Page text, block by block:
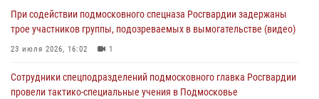
действиях в Подмосковье (видео)
31 июля 2026, 09:00
При содействии подмосковного спецназа Росгвардии задержаны
трое участников группы, подозреваемых в вымогательстве (видео)
23 июля 2026, 16:02 1
Сотрудники спецподразделений подмосковного главка Росгвардии
провели тактико-специальные учения в Подмосковье